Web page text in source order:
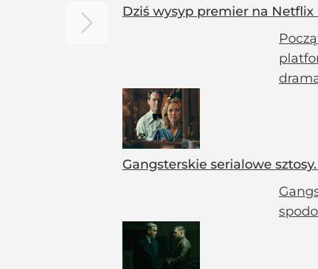
Dziś wysyp premier na Netflix
Gangsterskie serialowe